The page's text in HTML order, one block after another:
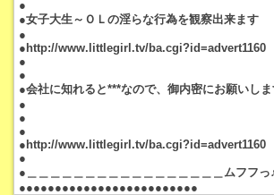
●
●女子大生～ＯＬの淫らな行為を観察出来ます
●
●http://www.littlegirl.tv/ba.cgi?id=advert1160
●
●
●会社に知れると***なので、御内密にお願いしま
●
●
●
●http://www.littlegirl.tv/ba.cgi?id=advert1160
●
●＿＿＿＿＿＿＿＿＿＿＿＿＿＿＿＿＿ムフフっ
●●●●●●●●●●●●●●●●●●●●●●●●●